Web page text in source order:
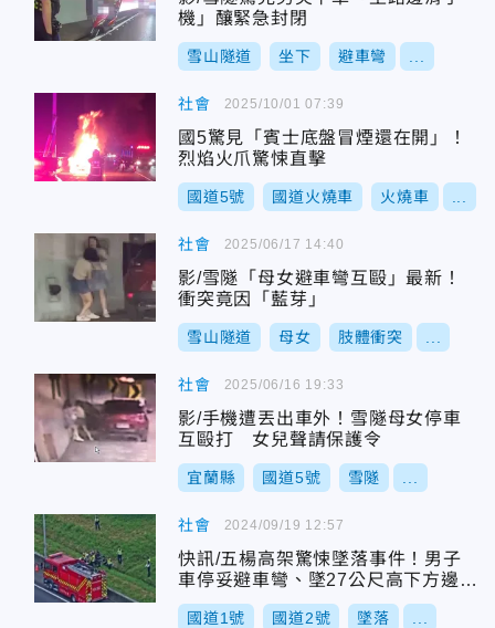
機」釀緊急封閉
雪山隧道 坐下 避車彎
社會
國5驚見「賓士底盤冒煙還在開」！
烈焰火爪驚悚直擊
國道5號 國道火燒車 火燒車
2025/10/01 07:39
社會
影/雪隧「母女避車彎互毆」最新！
衝突竟因「藍芽」
雪山隧道 母女 肢體衝突
2025/06/17 14:40
社會
影/手機遭丟出車外！雪隧母女停車
互毆打 女兒聲請保護令
宜蘭縣 國道5號 雪隧
2025/06/16 19:33
社會
快訊/五楊高架驚悚墜落事件！男子
車停妥避車彎、墜27公尺高下方邊坡
身亡
國道1號 國道2號 墜落
2024/09/19 12:57